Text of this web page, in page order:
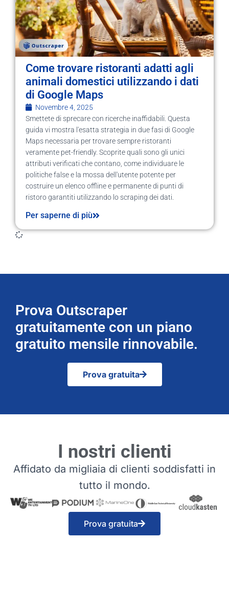
Come trovare ristoranti adatti agli
animali domestici utilizzando i dati
di Google Maps
Novembre 4, 2025
Smettete di sprecare con ricerche inaffidabili. Questa
guida vi mostra l'esatta strategia in due fasi di Google
Maps necessaria per trovare sempre ristoranti
veramente pet-friendly. Scoprite quali sono gli unici
attributi verificati che contano, come individuare le
politiche false e la mossa dell'utente potente per
costruire un elenco offline e permanente di punti di
ristoro garantiti utilizzando lo scraping dei dati.
Per saperne di più
Prova Outscraper
gratuitamente con un piano
gratuito mensile rinnovabile.
Prova gratuita
I nostri clienti
Affidato da migliaia di clienti soddisfatti in
tutto il mondo.
Prova gratuita